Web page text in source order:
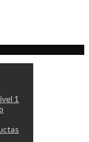
1